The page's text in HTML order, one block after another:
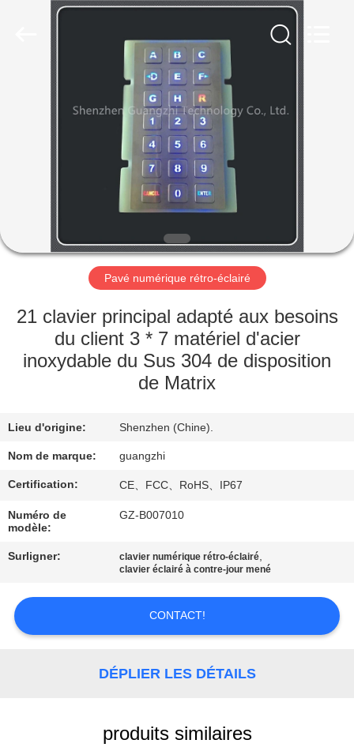
MAISON
PRODUITS
SUJET
DE
NOUS
VISITE
D'USINE
QUALITÉ
CONTACTEZ-
NOUS
DEMANDEZ
CITATION
Pavé numérique rétro-éclairé
21 clavier principal adapté aux besoins
du client 3 * 7 matériel d'acier
inoxydable du Sus 304 de disposition
de Matrix
Lieu d'origine: Shenzhen (Chine).
Nom de marque: guangzhi
Certification: CE、FCC、RoHS、IP67
Numéro de
modèle:
GZ-B007010
Surligner: clavier numérique rétro-éclairé,
clavier éclairé à contre-jour mené
CONTACT!
DÉPLIER LES DÉTAILS
produits similaires